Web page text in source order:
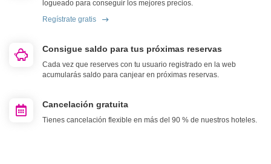
logueado para conseguir los mejores precios.
Regístrate gratis
Consigue saldo para tus próximas reservas
Cada vez que reserves con tu usuario registrado en la web
acumularás saldo para canjear en próximas reservas.
Cancelación gratuita
Tienes cancelación flexible en más del 90 % de nuestros hoteles.